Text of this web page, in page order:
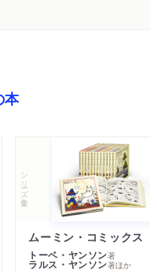
本
シリーズ・全集
トーベ・ヤンソン著
ラルス・ヤンソン著ほか